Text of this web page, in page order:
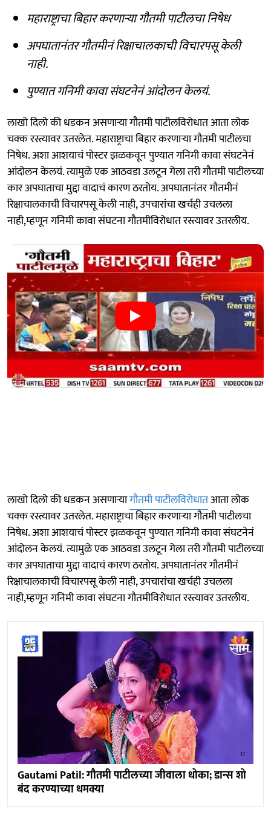
महाराष्ट्राचा बिहार करणाऱ्या गौतमी पाटीलचा निषेध
अपघातानंतर गौतमीनं रिक्षाचालकाची विचारपसू केली
नाही.
पुण्यात गनिमी कावा संघटनेनं आंदोलन केलयं.
लाखो दिलो की धडकन असणाऱ्या गौतमी पाटीलविरोधात आता लोक
चक्क रस्त्यावर उतरलेत. महाराष्ट्राचा बिहार करणाऱ्या गौतमी पाटीलचा
निषेध. अशा आशयाचं पोस्टर झळकवून पुण्यात गनिमी कावा संघटनेनं
आंदोलन केलयं. त्यामुळे एक आठवडा उलटून गेला तरी गौतमी पाटीलच्या
कार अपघाताचा मुद्दा वादाचं कारण ठरतोय. अपघातानंतर गौतमीनं
रिक्षाचालकाची विचारपसू केली नाही, उपचारांचा खर्चही उचलला
नाही,म्हणून गनिमी कावा संघटना गौतमीविरोधात रस्त्यावर उतरलीय.
लाखो दिलो की धडकन असणाऱ्यागौतमी पाटीलविरोधातआता लोक
चक्क रस्त्यावर उतरलेत. महाराष्ट्राचा बिहार करणाऱ्या गौतमी पाटीलचा
निषेध. अशा आशयाचं पोस्टर झळकवून पुण्यात गनिमी कावा संघटनेनं
आंदोलन केलयं. त्यामुळे एक आठवडा उलटून गेला तरी गौतमी पाटीलच्या
कार अपघाताचा मुद्दा वादाचं कारण ठरतोय. अपघातानंतर गौतमीनं
रिक्षाचालकाची विचारपसू केली नाही, उपचारांचा खर्चही उचलला
नाही,म्हणून गनिमी कावा संघटना गौतमीविरोधात रस्त्यावर उतरलीय.
Gautami Patil: गौतमी पाटीलच्या जीवाला धोका; डान्स शो
बंद करण्याच्या धमक्या